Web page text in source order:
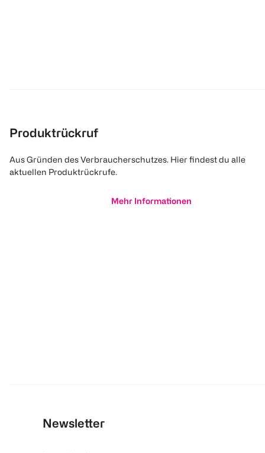
Produktrückruf
Aus Gründen des Verbraucherschutzes. Hier findest du alle
aktuellen Produktrückrufe.
Mehr Informationen
Newsletter